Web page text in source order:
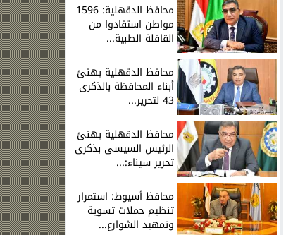
محافظ الدقهلية: 1596
مواطن استفادوا من
القافلة الطبية...
محافظ الدقهلية يهنئ
أبناء المحافظة بالذكرى
43 لتحرير...
محافظ الدقهلية يهنئ
الرئيس السيسى بذكرى
تحرير سيناء:...
محافظ أسيوط: استمرار
تنظيم حملات تسوية
وتمهيد الشوارع...